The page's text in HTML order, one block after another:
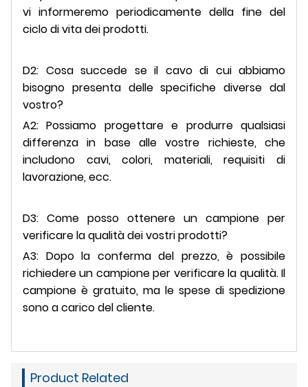
vi informeremo periodicamente della fine del
ciclo di vita dei prodotti.
D2: Cosa succede se il cavo di cui abbiamo
bisogno presenta delle specifiche diverse dal
vostro?
A2: Possiamo progettare e produrre qualsiasi
differenza in base alle vostre richieste, che
includono cavi, colori, materiali, requisiti di
lavorazione, ecc.
D3: Come posso ottenere un campione per
verificare la qualità dei vostri prodotti?
A3: Dopo la conferma del prezzo, è possibile
richiedere un campione per verificare la qualità. Il
campione è gratuito, ma le spese di spedizione
sono a carico del cliente.
Product Related